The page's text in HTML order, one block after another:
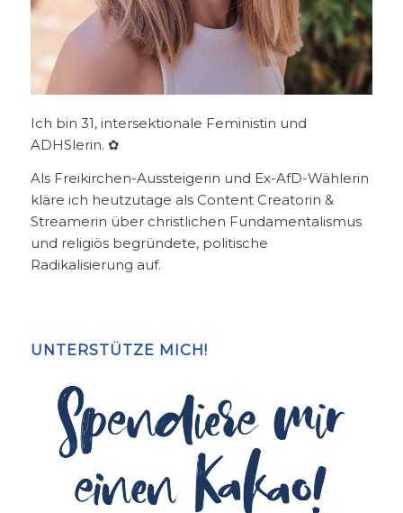
Ich bin 31, intersektionale Feministin und
ADHSlerin. ✿
Als Freikirchen-Aussteigerin und Ex-AfD-Wählerin
kläre ich heutzutage als Content Creatorin &
Streamerin über christlichen Fundamentalismus
und religiös begründete, politische
Radikalisierung auf.
UNTERSTÜTZE MICH!